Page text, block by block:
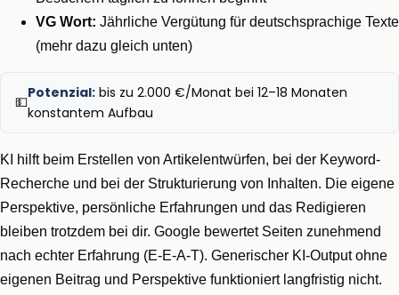
VG Wort: Jährliche Vergütung für deutschsprachige Texte
(mehr dazu gleich unten)
💵
Potenzial: bis zu 2.000 €/Monat bei 12–18 Monaten
konstantem Aufbau
KI hilft beim Erstellen von Artikelentwürfen, bei der Keyword-
Recherche und bei der Strukturierung von Inhalten. Die eigene
Perspektive, persönliche Erfahrungen und das Redigieren
bleiben trotzdem bei dir. Google bewertet Seiten zunehmend
nach echter Erfahrung (E-E-A-T). Generischer KI-Output ohne
eigenen Beitrag und Perspektive funktioniert langfristig nicht.